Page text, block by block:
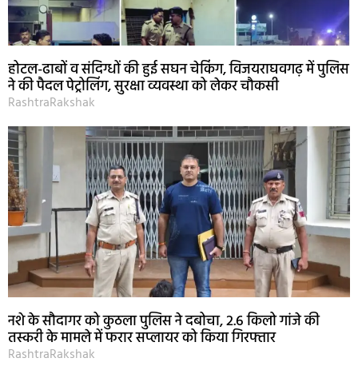
होटल-ढाबों व संदिग्धों की हुई सघन चेकिंग, विजयराघवगढ़ में पुलिस
ने की पैदल पेट्रोलिंग, सुरक्षा व्यवस्था को लेकर चौकसी
RashtraRakshak
नशे के सौदागर को कुठला पुलिस ने दबोचा, 2.6 किलो गांजे की
तस्करी के मामले में फरार सप्लायर को किया गिरफ्तार
RashtraRakshak